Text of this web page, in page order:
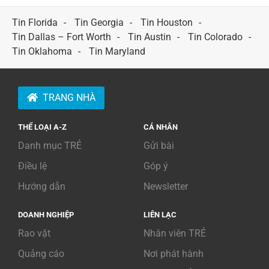
Tin Florida
Tin Georgia
Tin Houston
Tin Dallas – Fort Worth
Tin Austin
Tin Colorado
Tin Oklahoma
Tin Maryland
TRANG NHÀ
THỂ LOẠI A-Z
Danh mục TRẺ
Điều lệ
Hướng dẫn
CÁ NHÂN
Gửi bài
Góp ý
Newsletter
DOANH NGHIỆP
Rao vặt
Quảng cáo
LIÊN LẠC
Nhân viên TRẺ
Nơi phát hành